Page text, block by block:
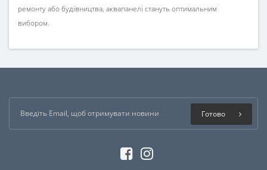
ремонту або будівництва, аквапанелі стануть оптимальним
вибором.
Готово